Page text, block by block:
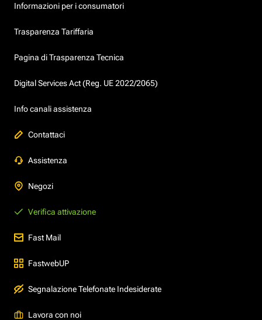
Informazioni per i consumatori
Trasparenza Tariffaria
Pagina di Trasparenza Tecnica
Digital Services Act (Reg. UE 2022/2065)
Info canali assistenza
Contattaci
Assistenza
Negozi
Verifica attivazione
Fast Mail
FastwebUP
Segnalazione Telefonate Indesiderate
Lavora con noi